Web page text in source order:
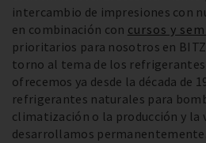
intercambio de impresiones con
en combinación con cursos y
prioritarios para nosotros en
torno al tema de los refrigerantes
ofrecemos ya desde la década de
refrigerantes naturales para
climatización o la producción y la
desarrollamos permanentemente.